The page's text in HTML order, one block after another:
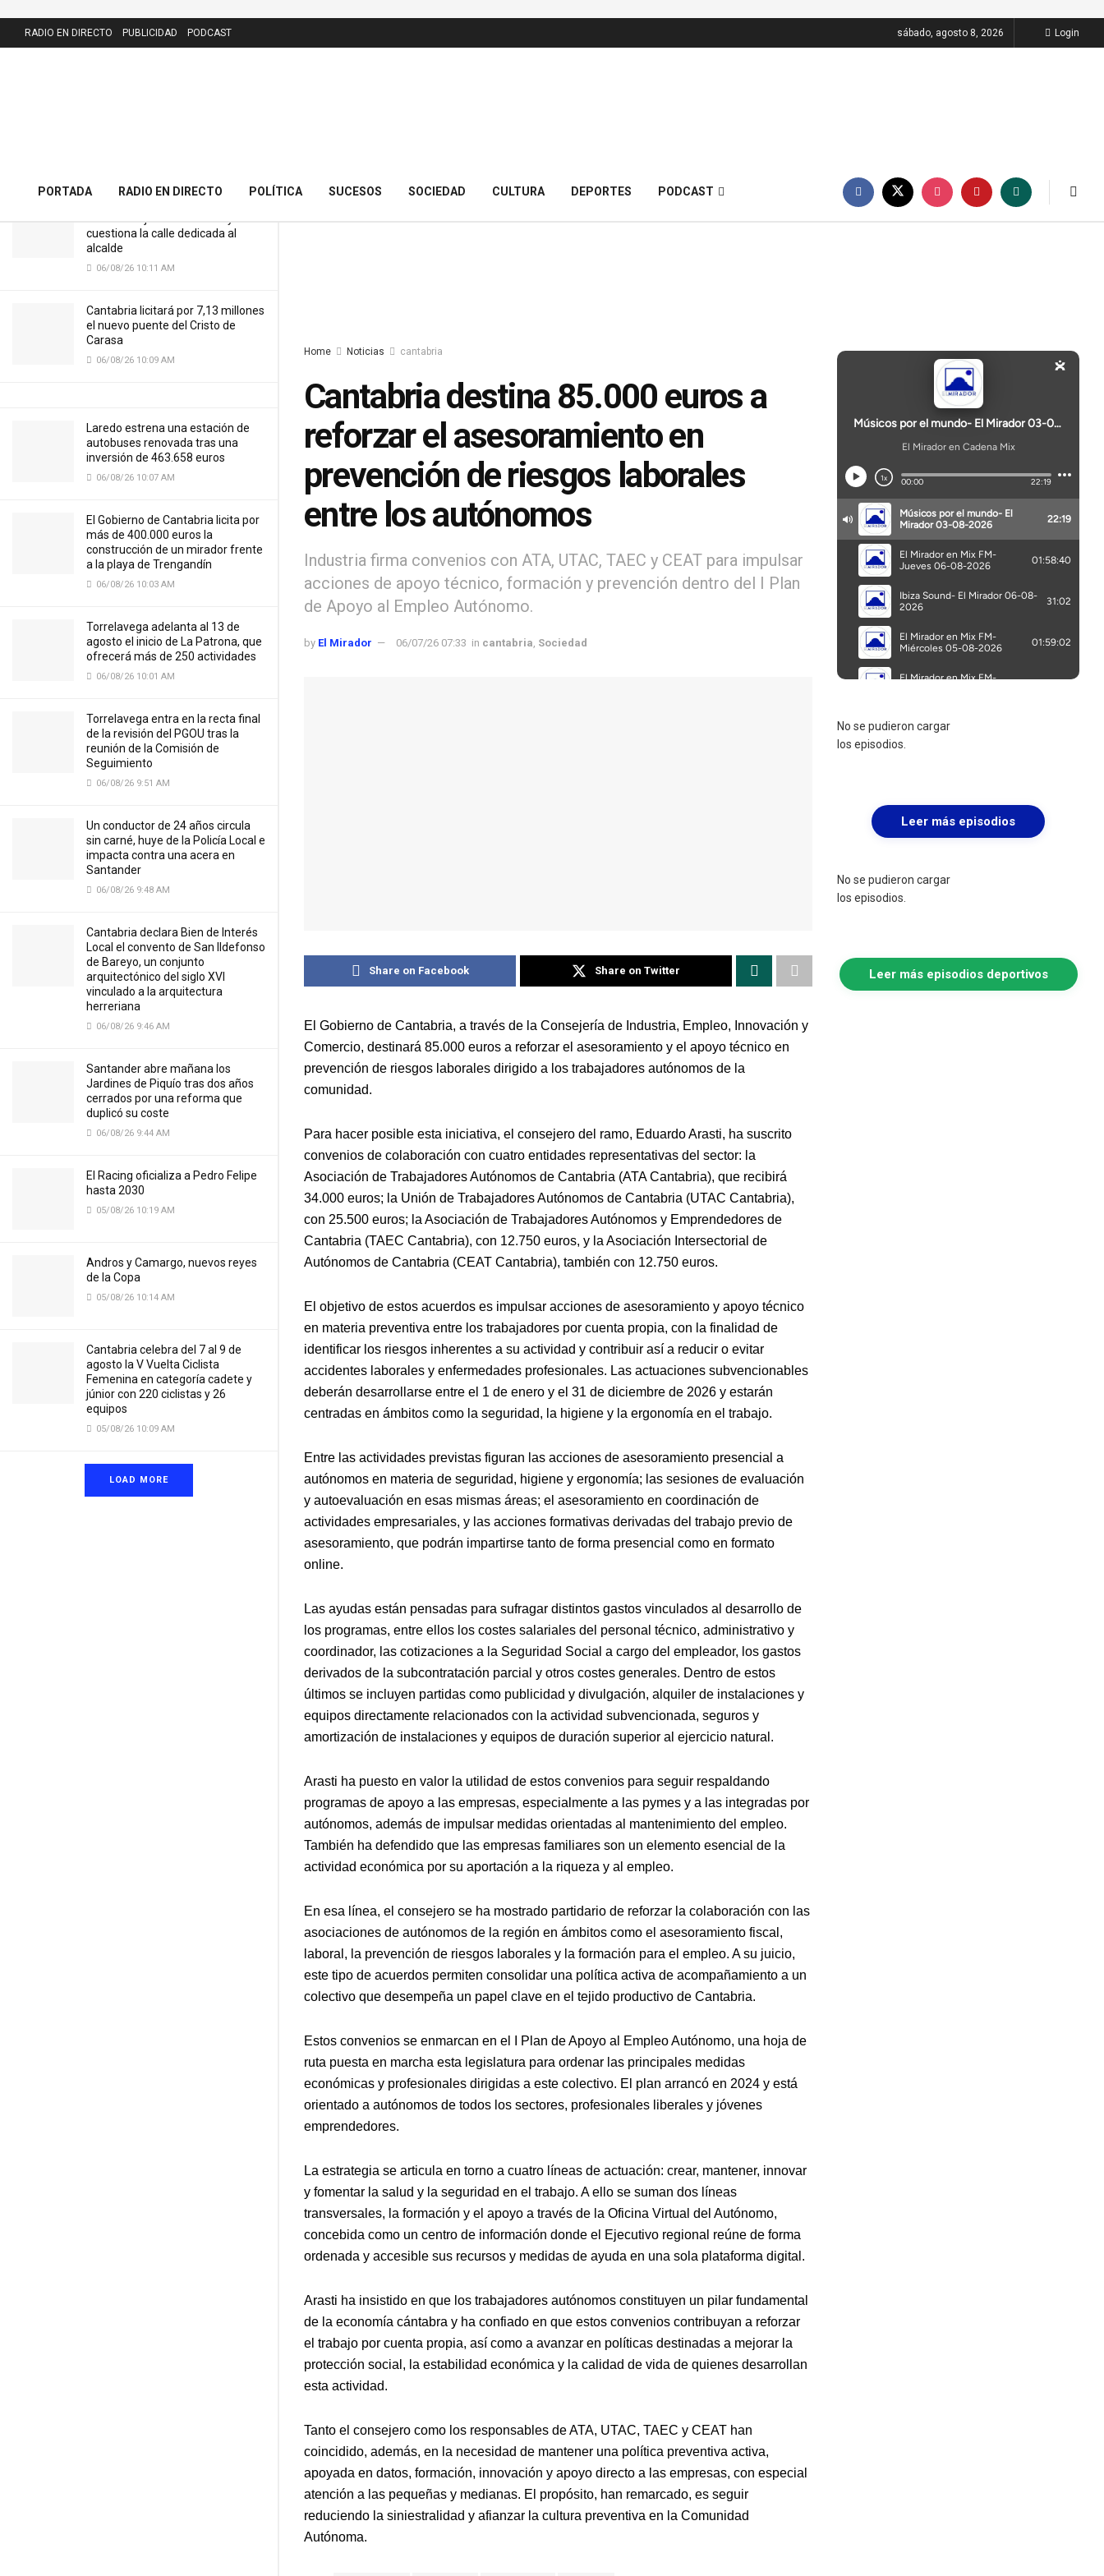
cuestiona la calle dedicada al
alcalde
06/08/26 10:11 AM
Cantabria licitará por 7,13 millones
el nuevo puente del Cristo de
Carasa
06/08/26 10:09 AM
Laredo estrena una estación de
autobuses renovada tras una
inversión de 463.658 euros
06/08/26 10:07 AM
El Gobierno de Cantabria licita por
más de 400.000 euros la
construcción de un mirador frente
a la playa de Trengandín
06/08/26 10:03 AM
Torrelavega adelanta al 13 de
agosto el inicio de La Patrona, que
ofrecerá más de 250 actividades
06/08/26 10:01 AM
Torrelavega entra en la recta final
de la revisión del PGOU tras la
reunión de la Comisión de
Seguimiento
06/08/26 9:51 AM
Un conductor de 24 años circula
sin carné, huye de la Policía Local e
impacta contra una acera en
Santander
06/08/26 9:48 AM
Cantabria declara Bien de Interés
Local el convento de San Ildefonso
de Bareyo, un conjunto
arquitectónico del siglo XVI
vinculado a la arquitectura
herreriana
06/08/26 9:46 AM
Santander abre mañana los
Jardines de Piquío tras dos años
cerrados por una reforma que
duplicó su coste
06/08/26 9:44 AM
El Racing oficializa a Pedro Felipe
hasta 2030
05/08/26 10:19 AM
Andros y Camargo, nuevos reyes
de la Copa
05/08/26 10:14 AM
Cantabria celebra del 7 al 9 de
agosto la V Vuelta Ciclista
Femenina en categoría cadete y
júnior con 220 ciclistas y 26
equipos
05/08/26 10:09 AM
LOAD MORE
RADIO EN DIRECTO PUBLICIDAD PODCAST sábado, agosto 8, 2026 Login
PORTADA RADIO EN DIRECTO POLÍTICA SUCESOS SOCIEDAD CULTURA DEPORTES PODCAST
Home Noticias cantabria
Cantabria destina 85.000 euros a
reforzar el asesoramiento en
prevención de riesgos laborales
entre los autónomos
Industria firma convenios con ATA, UTAC, TAEC y CEAT para impulsar
acciones de apoyo técnico, formación y prevención dentro del I Plan
de Apoyo al Empleo Autónomo.
by El Mirador 06/07/26 07:33 in cantabria Sociedad
Share on Facebook Share on Twitter
El Gobierno de Cantabria, a través de la Consejería de Industria, Empleo, Innovación y
Comercio, destinará 85.000 euros a reforzar el asesoramiento y el apoyo técnico en
prevención de riesgos laborales dirigido a los trabajadores autónomos de la
comunidad.
Para hacer posible esta iniciativa, el consejero del ramo, Eduardo Arasti, ha suscrito
convenios de colaboración con cuatro entidades representativas del sector: la
Asociación de Trabajadores Autónomos de Cantabria (ATA Cantabria), que recibirá
34.000 euros; la Unión de Trabajadores Autónomos de Cantabria (UTAC Cantabria),
con 25.500 euros; la Asociación de Trabajadores Autónomos y Emprendedores de
Cantabria (TAEC Cantabria), con 12.750 euros, y la Asociación Intersectorial de
Autónomos de Cantabria (CEAT Cantabria), también con 12.750 euros.
El objetivo de estos acuerdos es impulsar acciones de asesoramiento y apoyo técnico
en materia preventiva entre los trabajadores por cuenta propia, con la finalidad de
identificar los riesgos inherentes a su actividad y contribuir así a reducir o evitar
accidentes laborales y enfermedades profesionales. Las actuaciones subvencionables
deberán desarrollarse entre el 1 de enero y el 31 de diciembre de 2026 y estarán
centradas en ámbitos como la seguridad, la higiene y la ergonomía en el trabajo.
Entre las actividades previstas figuran las acciones de asesoramiento presencial a
autónomos en materia de seguridad, higiene y ergonomía; las sesiones de evaluación
y autoevaluación en esas mismas áreas; el asesoramiento en coordinación de
actividades empresariales, y las acciones formativas derivadas del trabajo previo de
asesoramiento, que podrán impartirse tanto de forma presencial como en formato
online.
Las ayudas están pensadas para sufragar distintos gastos vinculados al desarrollo de
los programas, entre ellos los costes salariales del personal técnico, administrativo y
coordinador, las cotizaciones a la Seguridad Social a cargo del empleador, los gastos
derivados de la subcontratación parcial y otros costes generales. Dentro de estos
últimos se incluyen partidas como publicidad y divulgación, alquiler de instalaciones y
equipos directamente relacionados con la actividad subvencionada, seguros y
amortización de instalaciones y equipos de duración superior al ejercicio natural.
Arasti ha puesto en valor la utilidad de estos convenios para seguir respaldando
programas de apoyo a las empresas, especialmente a las pymes y a las integradas por
autónomos, además de impulsar medidas orientadas al mantenimiento del empleo.
También ha defendido que las empresas familiares son un elemento esencial de la
actividad económica por su aportación a la riqueza y al empleo.
En esa línea, el consejero se ha mostrado partidario de reforzar la colaboración con las
asociaciones de autónomos de la región en ámbitos como el asesoramiento fiscal,
laboral, la prevención de riesgos laborales y la formación para el empleo. A su juicio,
este tipo de acuerdos permiten consolidar una política activa de acompañamiento a un
colectivo que desempeña un papel clave en el tejido productivo de Cantabria.
Estos convenios se enmarcan en el I Plan de Apoyo al Empleo Autónomo, una hoja de
ruta puesta en marcha esta legislatura para ordenar las principales medidas
económicas y profesionales dirigidas a este colectivo. El plan arrancó en 2024 y está
orientado a autónomos de todos los sectores, profesionales liberales y jóvenes
emprendedores.
La estrategia se articula en torno a cuatro líneas de actuación: crear, mantener, innovar
y fomentar la salud y la seguridad en el trabajo. A ello se suman dos líneas
transversales, la formación y el apoyo a través de la Oficina Virtual del Autónomo,
concebida como un centro de información donde el Ejecutivo regional reúne de forma
ordenada y accesible sus recursos y medidas de ayuda en una sola plataforma digital.
Arasti ha insistido en que los trabajadores autónomos constituyen un pilar fundamental
de la economía cántabra y ha confiado en que estos convenios contribuyan a reforzar
el trabajo por cuenta propia, así como a avanzar en políticas destinadas a mejorar la
protección social, la estabilidad económica y la calidad de vida de quienes desarrollan
esta actividad.
Tanto el consejero como los responsables de ATA, UTAC, TAEC y CEAT han
coincidido, además, en la necesidad de mantener una política preventiva activa,
apoyada en datos, formación, innovación y apoyo directo a las empresas, con especial
atención a las pequeñas y medianas. El propósito, han remarcado, es seguir
reduciendo la siniestralidad y afianzar la cultura preventiva en la Comunidad
Autónoma.
No se pudieron cargar
los episodios.
Leer más episodios
No se pudieron cargar
los episodios.
Leer más episodios deportivos